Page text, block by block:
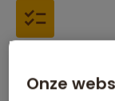
Onze